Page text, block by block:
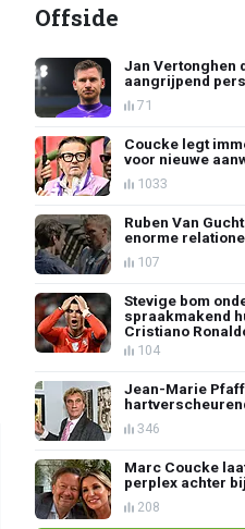
Offside
Jan Vertonghen
aangrijpend
71
Coucke legt
voor nieuwe
1033
Ruben Van
enorme
107
Stevige bom
spraakmakend
Cristiano
104
Jean-Marie
346
Marc Coucke
perplex achter
208